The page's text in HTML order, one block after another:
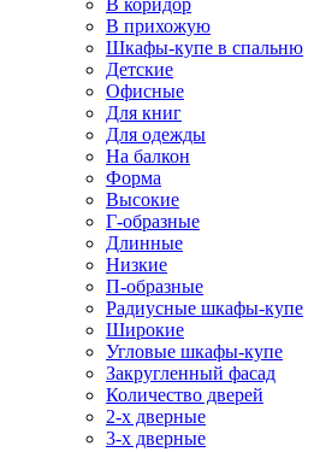
В коридор
В прихожую
Шкафы-купе в спальню
Детские
Офисные
Для книг
Для одежды
На балкон
Форма
Высокие
Г-образные
Длинные
Низкие
П-образные
Радиусные шкафы-купе
Широкие
Угловые шкафы-купе
Закругленный фасад
Количество дверей
2-х дверные
3-х дверные